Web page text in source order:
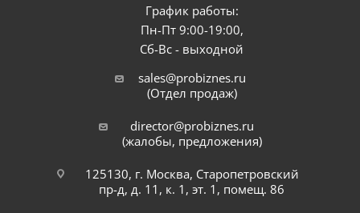
График работы:
Пн-Пт 9:00-19:00,
Сб-Вс - выходной
sales@probiznes.ru
(Отдел продаж)
director@probiznes.ru
(жалобы, предложения)
125130, г. Москва, Старопетровский
пр-д, д. 11, к. 1, эт. 1, помещ. 86